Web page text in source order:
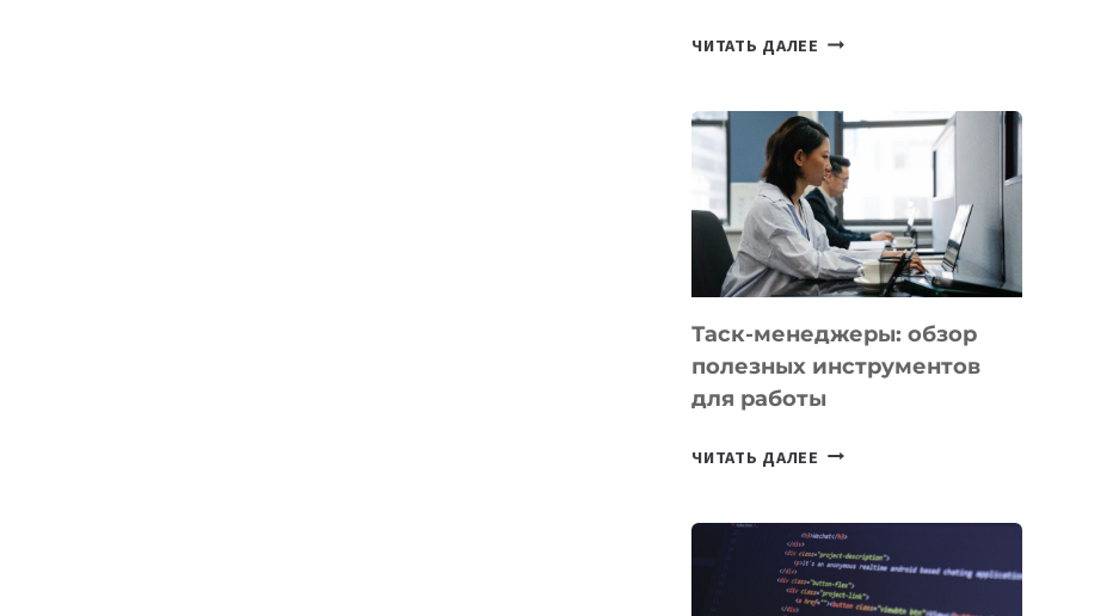
ЧИТАТЬ ДАЛЕЕ ИИ-
БИЗНЕСА:
КАКИЕ
3
ЗАДАЧИ
ЕМУ
МОЖНО
УЖЕ
СЕГОДНЯ
Таск-менеджеры: обзор
полезных инструментов
для работы
ЧИТАТЬ ДАЛЕЕ ТАСК-
ПОЛЕЗНЫХ
ИНСТРУМЕНТОВ
ДЛЯ